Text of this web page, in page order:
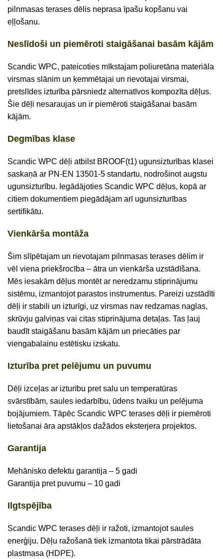
pilnmasas terases dēlis neprasa īpašu kopšanu vai
eļļošanu.
Neslīdoši un piemēroti staigāšanai basām kājām
Scandic WPC, pateicoties mīkstajam poliuretāna materiāla
virsmas slānim un ķemmētajai un rievotajai virsmai,
pretslīdes izturība pārsniedz alternatīvos kompozīta dēļus.
Šie dēļi nesaraujas un ir piemēroti staigāšanai basām
kājām.
Degmības klase
Scandic WPC dēļi atbilst BROOF(t1) ugunsizturības klasei
saskaņā ar PN-EN 13501-5 standartu, nodrošinot augstu
ugunsizturību. Iegādājoties Scandic WPC dēļus, kopā ar
citiem dokumentiem piegādājam arī ugunsizturības
sertifikātu.
Vienkārša montāža
Šim slīpētajam un rievotajam pilnmasas terases dēlim ir
vēl viena priekšrocība – ātra un vienkārša uzstādīšana.
Mēs iesakām dēļus montēt ar neredzamu stiprinājumu
sistēmu, izmantojot parastos instrumentus. Pareizi uzstādīti
dēļi ir stabili un izturīgi, uz virsmas nav redzamas naglas,
skrūvju galviņas vai citas stiprinājuma detaļas. Tas ļauj
baudīt staigāšanu basām kājām un priecāties par
viengabalainu estētisku izskatu.
Izturība pret pelējumu un puvumu
Dēļi izceļas ar izturību pret salu un temperatūras
svārstībām, saules iedarbību, ūdens tvaiku un pelējuma
bojājumiem. Tāpēc Scandic WPC terases dēļi ir piemēroti
lietošanai āra apstākļos dažādos eksterjera projektos.
Garantija
Mehānisko defektu garantija – 5 gadi
Garantija pret puvumu – 10 gadi
Ilgtspējība
Scandic WPC terases dēļi ir ražoti, izmantojot saules
enerģiju. Dēļu ražošanā tiek izmantota tikai pārstrādāta
plastmasa (HDPE).